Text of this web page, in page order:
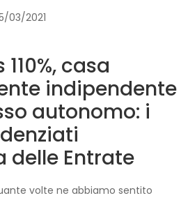
03/2021
casa
indipendente
autonomo: i
delle Entrate
volte ne abbiamo sentito